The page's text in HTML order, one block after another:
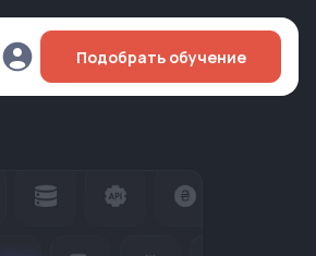
Подобрать обучение